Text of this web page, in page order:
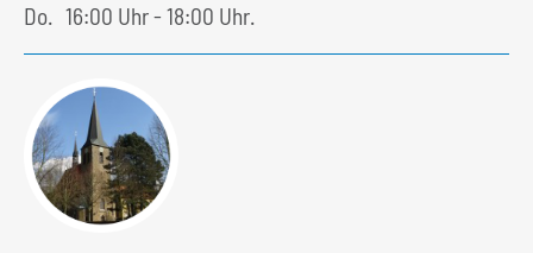
Do.
16:00 Uhr - 18:00 Uhr.